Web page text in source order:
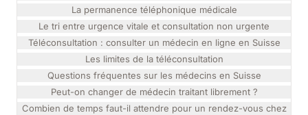
La permanence téléphonique médicale
Le tri entre urgence vitale et consultation non urgente
Téléconsultation : consulter un médecin en ligne en Suisse
Les limites de la téléconsultation
Questions fréquentes sur les médecins en Suisse
Peut-on changer de médecin traitant librement ?
Combien de temps faut-il attendre pour un rendez-vous chez